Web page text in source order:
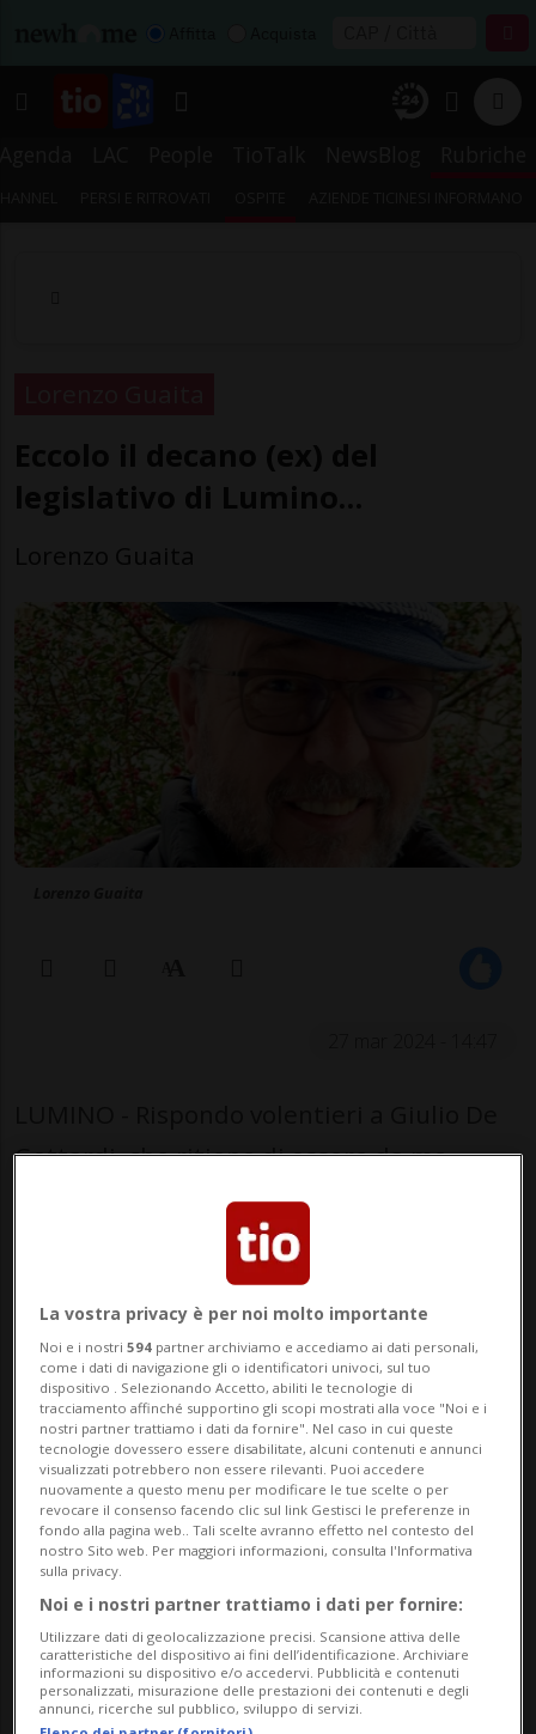
Gottardi, che ritiene di essere da me
etichettato come il burattino dei pensieri
di suo papà.La parola burattino, caro
Giulio, te la sei messa in bocca da solo; te
lo avessi detto io mi sarei preso,
conoscend...
🔐 Sblocca il nostro archivio
esclusivo!
Sottoscrivi un abbonamentoArchivioper
leggere questo articolo, oppure scegli
MyTioAboper accedere all'archivio e
navigare su sito e app senza pubblicità.
ACCEDI
La vostra privacy è per noi molto importante
Noi e i nostri594 partner archiviamo e accediamo ai dati personali,
come i dati di navigazione gli o identificatori univoci, sul tuo
dispositivo . Selezionando Accetto, abiliti le tecnologie di
tracciamento affinché supportino gli scopi mostrati alla voce "Noi e i
nostri partner trattiamo i dati da fornire". Nel caso in cui queste
tecnologie dovessero essere disabilitate, alcuni contenuti e annunci
visualizzati potrebbero non essere rilevanti. Puoi accedere
nuovamente a questo menu per modificare le tue scelte o per
revocare il consenso facendo clic sul link Gestisci le preferenze in
fondo alla pagina web.. Tali scelte avranno effetto nel contesto del
nostro Sito web. Per maggiori informazioni, consulta l'Informativa
sulla privacy.
Noi e i nostri partner trattiamo i dati per fornire:
Utilizzare dati di geolocalizzazione precisi. Scansione attiva delle
caratteristiche del dispositivo ai fini dell’identificazione. Archiviare
informazioni su dispositivo e/o accedervi. Pubblicità e contenuti
personalizzati, misurazione delle prestazioni dei contenuti e degli
annunci, ricerche sul pubblico, sviluppo di servizi.